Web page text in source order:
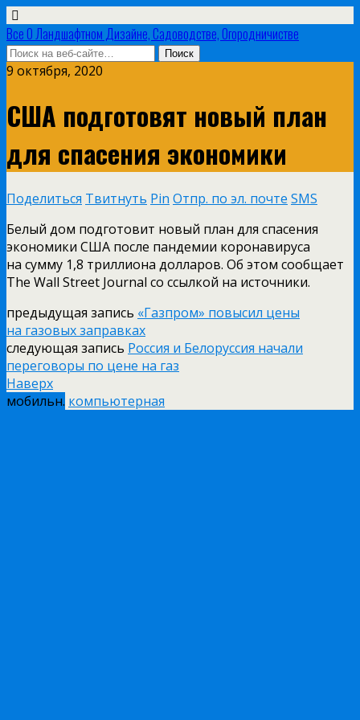
Все О Ландшафтном Дизайне, Садоводстве, Огородничистве
9 октября, 2020
США подготовят новый план
для спасения экономики
Поделиться Твитнуть Pin Отпр. по эл. почте SMS
Белый дом подготовит новый план для спасения
экономики США после пандемии коронавируса
на сумму 1,8 триллиона долларов. Об этом сообщает
The Wall Street Journal со ссылкой на источники.
предыдущая запись «Газпром» повысил цены
на газовых заправках
следующая запись Россия и Белоруссия начали
переговоры по цене на газ
Наверх
мобильн. компьютерная